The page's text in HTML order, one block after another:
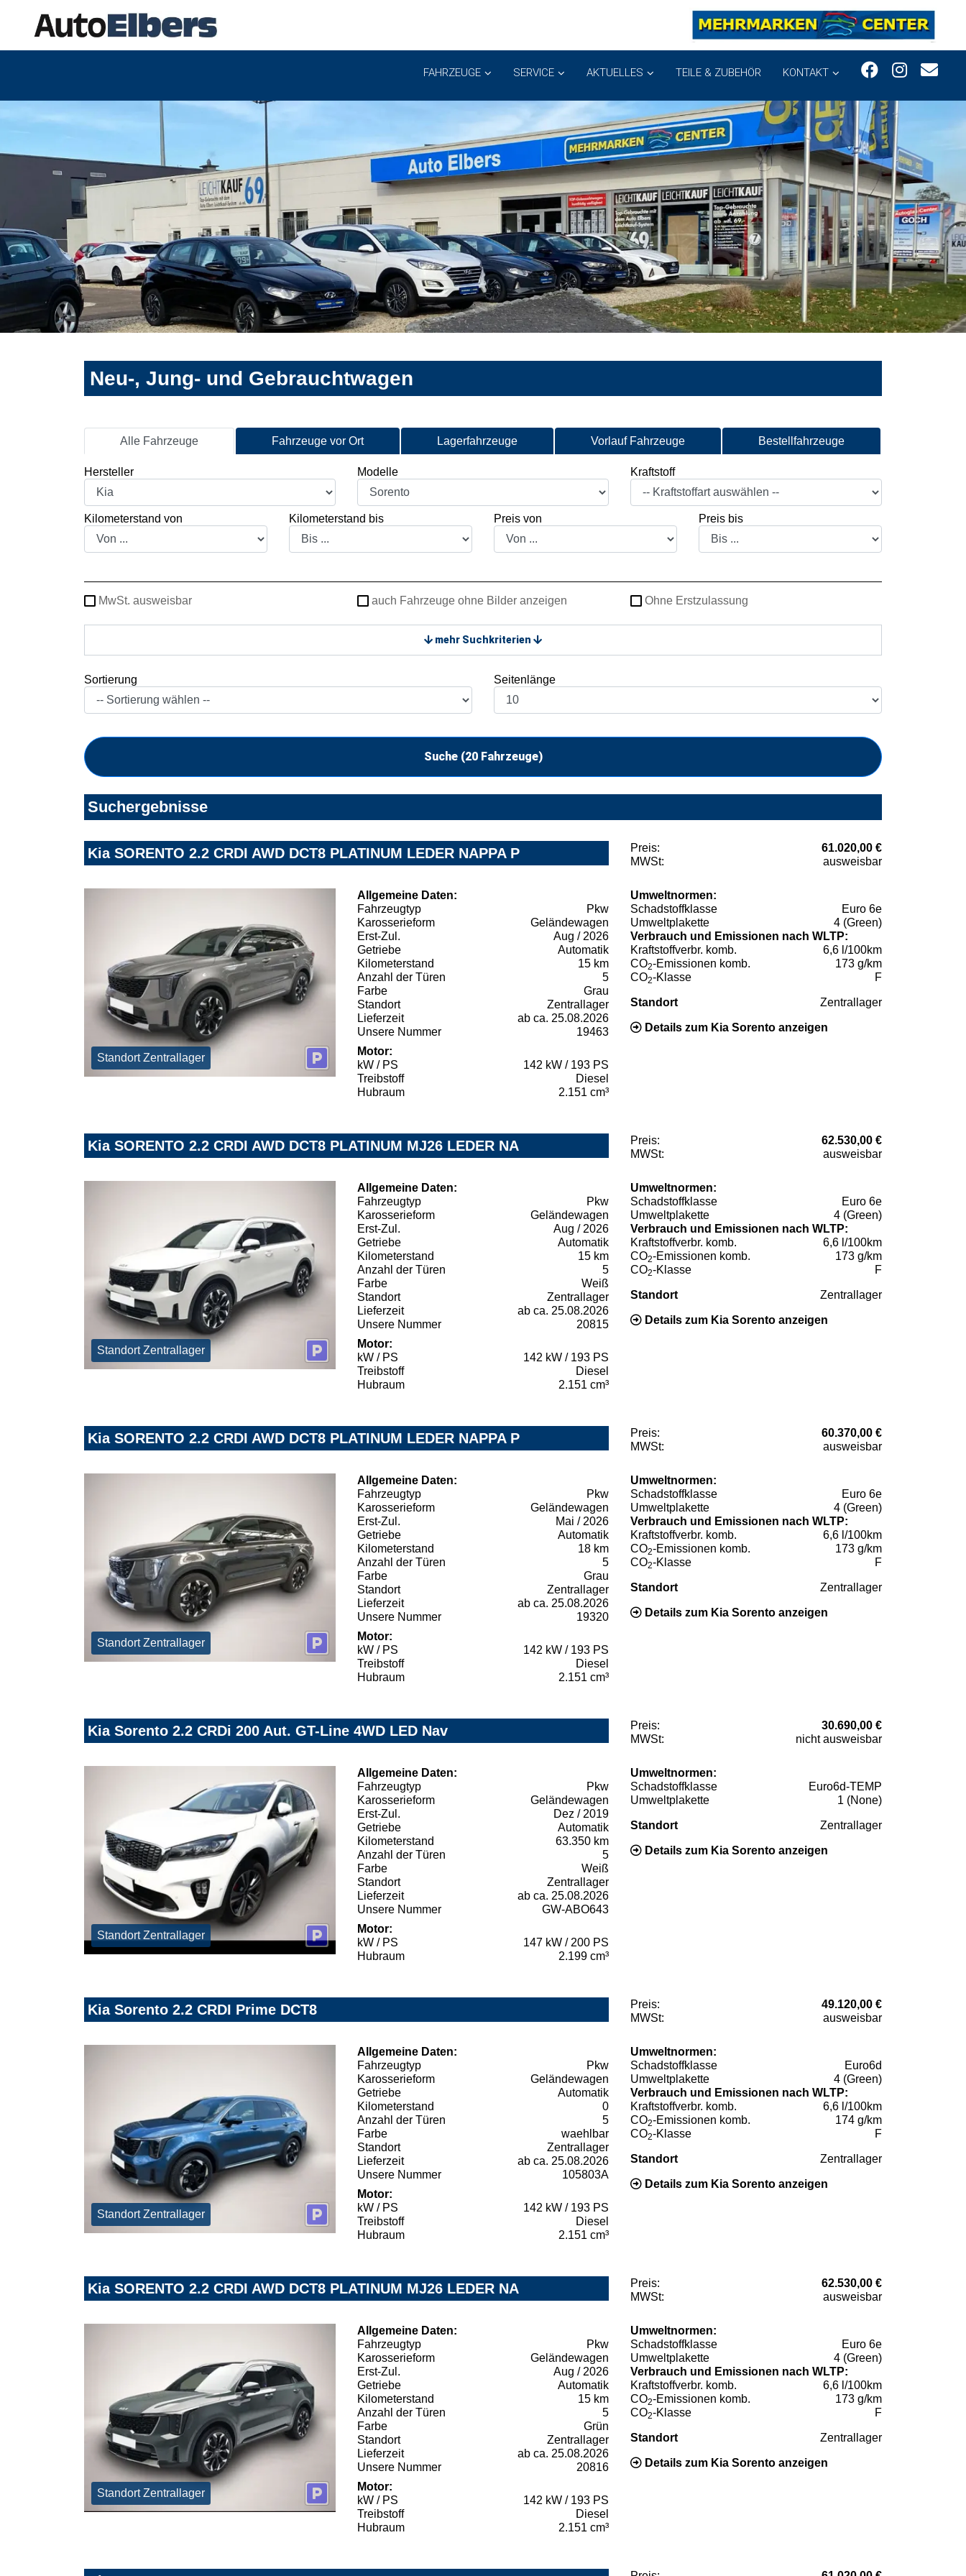
FAHRZEUGE SERVICE AKTUELLES TEILE & ZUBEHÖR KONTAKT
Neu-, Jung- und Gebrauchtwagen
Alle Fahrzeuge Fahrzeuge vor Ort Lagerfahrzeuge Vorlauf Fahrzeuge Bestellfahrzeuge
Hersteller Modelle Kraftstoff
Kilometerstand von Kilometerstand bis Preis von Preis bis
MwSt. ausweisbar auch Fahrzeuge ohne Bilder anzeigen Ohne Erstzulassung
mehr Suchkriterien
Sortierung Seitenlänge
Suche (20Fahrzeuge)
Suchergebnisse
Kia SORENTO 2.2 CRDI AWD DCT8 PLATINUM LEDER NAPPA P Preis:
61.020,00 €
MWSt:
ausweisbar
Standort Zentrallager
Allgemeine Daten:
Fahrzeugtyp
Pkw
Karosserieform
Geländewagen
Erst-Zul.
Aug / 2026
Getriebe
Automatik
Kilometerstand
15 km
Anzahl der Türen
5
Farbe
Grau
Standort
Zentrallager
Lieferzeit
ab ca. 25.08.2026
Unsere Nummer
19463
Motor:
kW / PS
142 kW / 193 PS
Treibstoff
Diesel
Hubraum
2.151 cm³
Umweltnormen:
Schadstoffklasse
Euro 6e
Umweltplakette
4 (Green)
Verbrauch und Emissionen nach WLTP:
Kraftstoffverbr. komb.
6,6 l/100km
CO2-Emissionen komb.
173 g/km
CO2-Klasse F
Standort Zentrallager
Details zum Kia Sorento anzeigen
Kia SORENTO 2.2 CRDI AWD DCT8 PLATINUM MJ26 LEDER NA Preis:
62.530,00 €
MWSt:
ausweisbar
Standort Zentrallager
Allgemeine Daten:
Fahrzeugtyp
Pkw
Karosserieform
Geländewagen
Erst-Zul.
Aug / 2026
Getriebe
Automatik
Kilometerstand
15 km
Anzahl der Türen
5
Farbe
Weiß
Standort
Zentrallager
Lieferzeit
ab ca. 25.08.2026
Unsere Nummer
20815
Motor:
kW / PS
142 kW / 193 PS
Treibstoff
Diesel
Hubraum
2.151 cm³
Umweltnormen:
Schadstoffklasse
Euro 6e
Umweltplakette
4 (Green)
Verbrauch und Emissionen nach WLTP:
Kraftstoffverbr. komb.
6,6 l/100km
CO2-Emissionen komb.
173 g/km
CO2-Klasse F
Standort Zentrallager
Details zum Kia Sorento anzeigen
Kia SORENTO 2.2 CRDI AWD DCT8 PLATINUM LEDER NAPPA P Preis:
60.370,00 €
MWSt:
ausweisbar
Standort Zentrallager
Allgemeine Daten:
Fahrzeugtyp
Pkw
Karosserieform
Geländewagen
Erst-Zul.
Mai / 2026
Getriebe
Automatik
Kilometerstand
18 km
Anzahl der Türen
5
Farbe
Grau
Standort
Zentrallager
Lieferzeit
ab ca. 25.08.2026
Unsere Nummer
19320
Motor:
kW / PS
142 kW / 193 PS
Treibstoff
Diesel
Hubraum
2.151 cm³
Umweltnormen:
Schadstoffklasse
Euro 6e
Umweltplakette
4 (Green)
Verbrauch und Emissionen nach WLTP:
Kraftstoffverbr. komb.
6,6 l/100km
CO2-Emissionen komb.
173 g/km
CO2-Klasse F
Standort Zentrallager
Details zum Kia Sorento anzeigen
Kia Sorento 2.2 CRDi 200 Aut. GT-Line 4WD LED Nav Preis:
30.690,00 €
MWSt:
nicht ausweisbar
Standort Zentrallager
Allgemeine Daten:
Fahrzeugtyp
Pkw
Karosserieform
Geländewagen
Erst-Zul.
Dez / 2019
Getriebe
Automatik
Kilometerstand
63.350 km
Anzahl der Türen
5
Farbe
Weiß
Standort
Zentrallager
Lieferzeit
ab ca. 25.08.2026
Unsere Nummer
GW-ABO643
Motor:
kW / PS
147 kW / 200 PS
Hubraum
2.199 cm³
Umweltnormen:
Schadstoffklasse
Euro6d-TEMP
Umweltplakette
1 (None)
Standort Zentrallager
Details zum Kia Sorento anzeigen
Kia Sorento 2.2 CRDI Prime DCT8 Preis:
49.120,00 €
MWSt:
ausweisbar
Standort Zentrallager
Allgemeine Daten:
Fahrzeugtyp
Pkw
Karosserieform
Geländewagen
Getriebe
Automatik
Kilometerstand
0
Anzahl der Türen
5
Farbe
waehlbar
Standort
Zentrallager
Lieferzeit
ab ca. 25.08.2026
Unsere Nummer
105803A
Motor:
kW / PS
142 kW / 193 PS
Treibstoff
Diesel
Hubraum
2.151 cm³
Umweltnormen:
Schadstoffklasse
Euro6d
Umweltplakette
4 (Green)
Verbrauch und Emissionen nach WLTP:
Kraftstoffverbr. komb.
6,6 l/100km
CO2-Emissionen komb.
174 g/km
CO2-Klasse F
Standort Zentrallager
Details zum Kia Sorento anzeigen
Kia SORENTO 2.2 CRDI AWD DCT8 PLATINUM MJ26 LEDER NA Preis:
62.530,00 €
MWSt:
ausweisbar
Standort Zentrallager
Allgemeine Daten:
Fahrzeugtyp
Pkw
Karosserieform
Geländewagen
Erst-Zul.
Aug / 2026
Getriebe
Automatik
Kilometerstand
15 km
Anzahl der Türen
5
Farbe
Grün
Standort
Zentrallager
Lieferzeit
ab ca. 25.08.2026
Unsere Nummer
20816
Motor:
kW / PS
142 kW / 193 PS
Treibstoff
Diesel
Hubraum
2.151 cm³
Umweltnormen:
Schadstoffklasse
Euro 6e
Umweltplakette
4 (Green)
Verbrauch und Emissionen nach WLTP:
Kraftstoffverbr. komb.
6,6 l/100km
CO2-Emissionen komb.
173 g/km
CO2-Klasse F
Standort Zentrallager
Details zum Kia Sorento anzeigen